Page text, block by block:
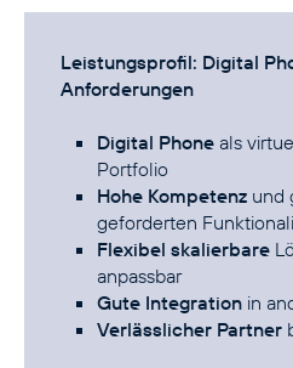
Leistungsprofil: Digital
Anforderungen
Digital Phone als
Portfolio
Hohe Kompetenz und
geforderten
Flexibel skalierbare
anpassbar
Gute Integration in
Verlässlicher Partner